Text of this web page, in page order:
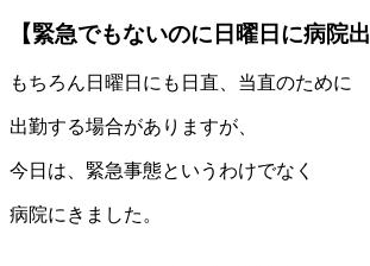
【緊急でもないのに日曜日に病院
もちろん日曜日にも日直、当直のために
出勤する場合がありますが、
今日は、緊急事態というわけでなく
病院にきました。